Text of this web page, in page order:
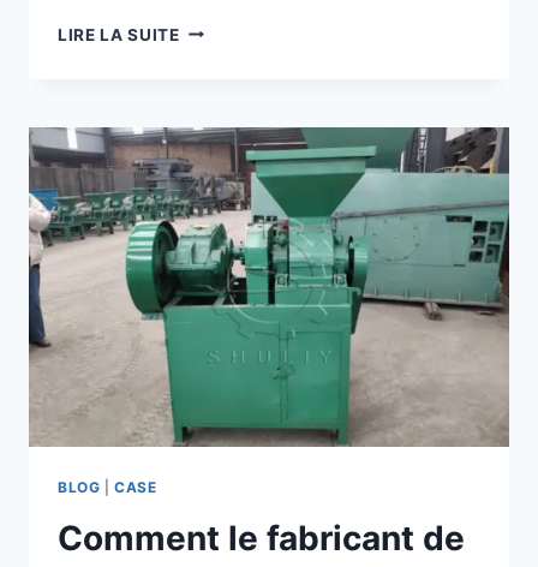
LIRE LA SUITEMACHINE
DE
BARBECUE
SHULIY
EXPORTÉE
AVEC
SUCCÈS
AU
SALVADOR
BLOG |CASE
Comment le fabricant de